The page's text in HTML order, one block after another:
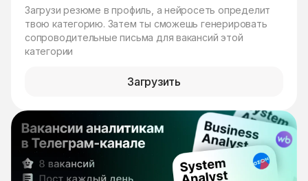
Загрузи резюме в профиль, а нейросеть определит
твою категорию. Затем ты сможешь генерировать
сопроводительные письма для вакансий этой
категории
Загрузить